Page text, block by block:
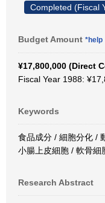
Completed (Fiscal
Budget Amount *help
¥17,800,000 (Direct
Fiscal Year 1988:
Keywords
食品成分 / 細胞分化 /
小腸上皮細胞 / 軟骨細
Research Abstract